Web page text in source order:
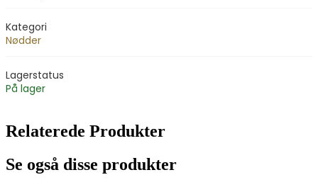
Kategori
Nødder
Lagerstatus
På lager
Relaterede Produkter
Se også disse produkter